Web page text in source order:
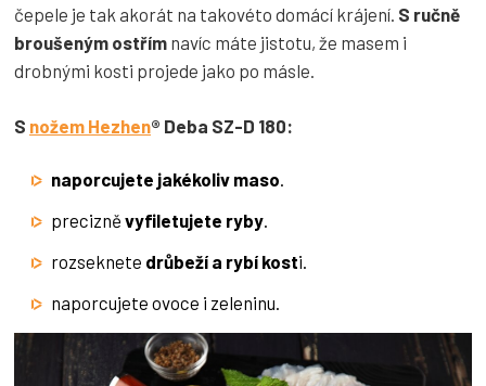
čepele je tak akorát na takovéto domácí krájení. S ručně
broušeným ostřím navíc máte jistotu, že masem i
drobnými kosti projede jako po másle.
S nožem Hezhen® Deba SZ-D 180:
naporcujete jakékoliv maso
precizně vyfiletujete ryby
rozseknete drůbeží a rybí kosti.
naporcujete ovoce i zeleninu.